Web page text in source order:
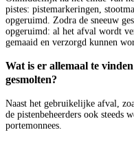
pistes: pistemarkeringen,
opgeruimd. Zodra de sneeuw
opgeruimd: al het afval wordt
gemaaid en verzorgd kunnen
Wat is er allemaal te
gesmolten?
Naast het gebruikelijke afval,
de pistenbeheerders ook steeds
portemonnees.